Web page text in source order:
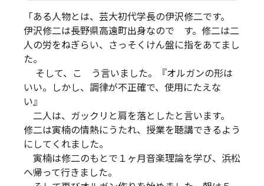
「ある人物とは、芸大初代学長の伊沢修二です。
伊沢修二は長野県高遠町出身なので す。修二は二
人の労をねぎらい、さっそくけん盤に指をあてまし
た。
そして、こ う言いました。『オルガンの形は
いい。しかし、調律が不正確で、使用にたえな
い』
二人は、ガックリと肩を落としたと言います。
修二は寅楠の情熱にうたれ、授業を聴講できるよう
にしてくれました。
寅楠は修二のもとで１ヶ月音楽理論を学び、浜松
へ帰って行きました。